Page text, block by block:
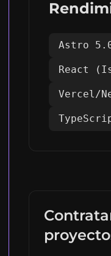
Astro
React
Vercel/